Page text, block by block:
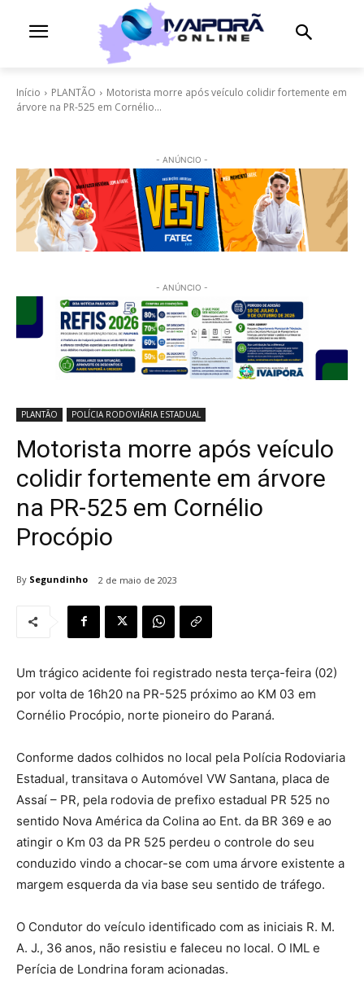
Início PLANTÃO
Motorista morre após veículo colidir fortemente em
árvore na PR-525 em Cornélio...
- ANÚNCIO -
- ANÚNCIO -
PLANTÃO POLÍCIA RODOVIÁRIA ESTADUAL
Motorista morre após veículo
colidir fortemente em árvore
na PR-525 em Cornélio
Procópio
By Segundinho 2 de maio de 2023
Um trágico acidente foi registrado nesta terça-feira (02)
por volta de 16h20 na PR-525 próximo ao KM 03 em
Cornélio Procópio, norte pioneiro do Paraná.
Conforme dados colhidos no local pela Polícia Rodoviaria
Estadual, transitava o Automóvel VW Santana, placa de
Assaí – PR, pela rodovia de prefixo estadual PR 525 no
sentido Nova América da Colina ao Ent. da BR 369 e ao
atingir o Km 03 da PR 525 perdeu o controle do seu
conduzido vindo a chocar-se com uma árvore existente a
margem esquerda da via base seu sentido de tráfego.
O Condutor do veículo identificado com as iniciais R. M.
A. J., 36 anos, não resistiu e faleceu no local. O IML e
Perícia de Londrina foram acionadas.